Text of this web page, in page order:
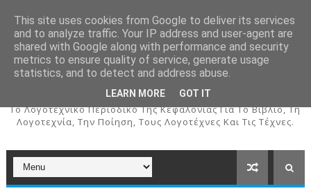
ΚΕΦΑΛΟΣ
To Λογοτεχνικό Περιοδικό Της Κεφαλονιάς Για Το Βιβλίο, Τη
Λογοτεχνία, Την Ποίηση, Τους Λογοτέχνες Και Τις Τέχνες.
This site uses cookies from Google to deliver its services
and to analyze traffic. Your IP address and user-agent are
shared with Google along with performance and security
metrics to ensure quality of service, generate usage
statistics, and to detect and address abuse.
LEARN MORE GOT IT